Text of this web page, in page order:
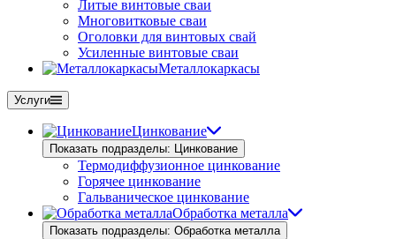
Литые винтовые сваи
Многовитковые сваи
Оголовки для винтовых свай
Усиленные винтовые сваи
Металлокаркасы
Услуги
Цинкование
Показать подразделы: Цинкование
Термодиффузионное цинкование
Горячее цинкование
Гальваническое цинкование
Обработка металла
Показать подразделы: Обработка металла